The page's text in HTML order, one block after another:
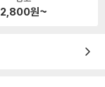
2,800원~